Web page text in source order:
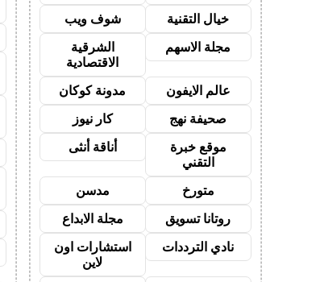
خيال التقنية شوف ويب
مجلة الاسهم
الشرقية
الاقتصادية
عالم الايفون مدونة كوكان
صحيفة نهج كار نيوز
موقع خبرة
التقني
أناقة أنثى
متورخ مدسن
روتانا تسويق مجلة الابداع
نادي الترددات
استشارات اون
لاين